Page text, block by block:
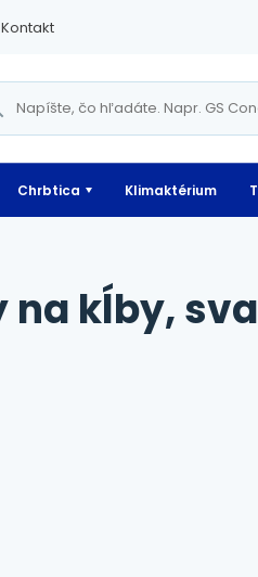
Kontakt
Chrbtica Klimaktérium